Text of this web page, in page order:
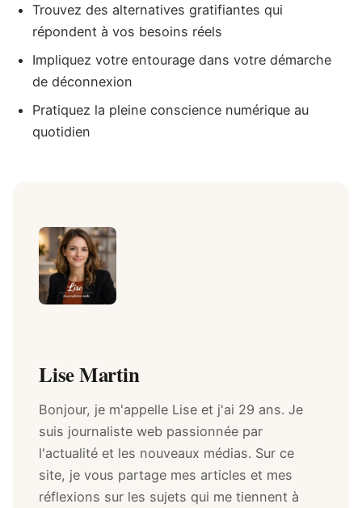
Trouvez des alternatives gratifiantes qui
répondent à vos besoins réels
Impliquez votre entourage dans votre démarche
de déconnexion
Pratiquez la pleine conscience numérique au
quotidien
Lise Martin
Bonjour, je m'appelle Lise et j'ai 29 ans. Je
suis journaliste web passionnée par
l'actualité et les nouveaux médias. Sur ce
site, je vous partage mes articles et mes
réflexions sur les sujets qui me tiennent à